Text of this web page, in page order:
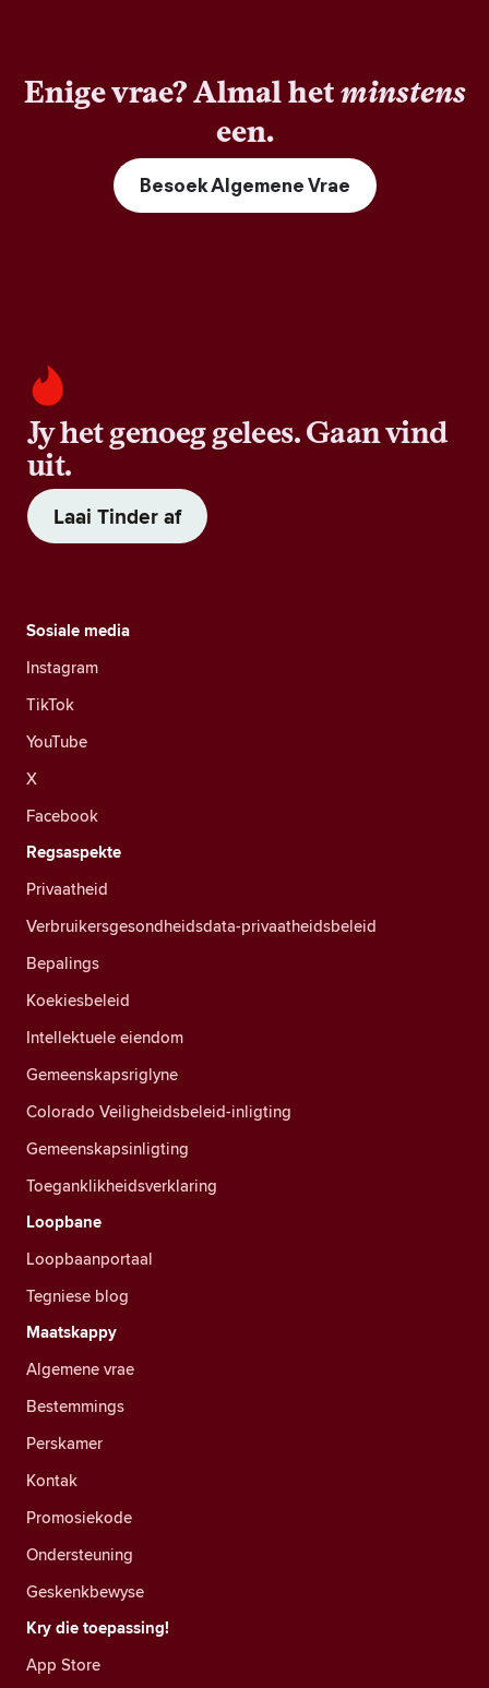
Enige vrae? Almal hetminstens
een.
Besoek Algemene Vrae
Jy het genoeg gelees. Gaan vind
uit.
Laai Tinder af
Sosiale media
Instagram
TikTok
YouTube
X
Facebook
Regsaspekte
Privaatheid
Verbruikersgesondheidsdata-privaatheidsbeleid
Bepalings
Koekiesbeleid
Intellektuele eiendom
Gemeenskapsriglyne
Colorado Veiligheidsbeleid-inligting
Gemeenskapsinligting
Toeganklikheidsverklaring
Loopbane
Loopbaanportaal
Tegniese blog
Maatskappy
Algemene vrae
Bestemmings
Perskamer
Kontak
Promosiekode
Ondersteuning
Geskenkbewyse
Kry die toepassing!
App Store